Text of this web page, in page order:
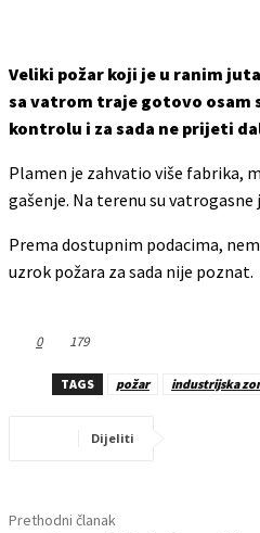
Veliki požar koji je u ranim
sa vatrom traje gotovo osam
kontrolu i za sada ne prijeti
Plamen je zahvatio više fabrika,
gašenje. Na terenu su vatrogasne
Prema dostupnim podacima,
uzrok požara za sada nije poznat.
0 179
TAGS požar industrijska
Dijeliti
Prethodni članak